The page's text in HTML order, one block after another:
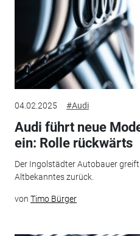
04.02.2025 #Audi
Audi führt neue
ein: Rolle rückwärts
Der Ingolstädter Autobauer
Altbekanntes zurück.
von Timo Bürger